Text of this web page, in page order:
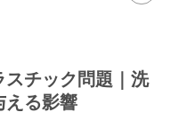
スチック問題｜洗
える影響